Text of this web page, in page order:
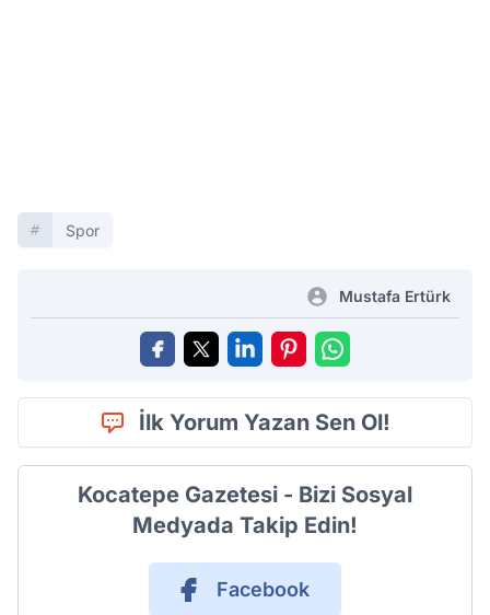
Spor
Mustafa Ertürk
İlk Yorum Yazan Sen Ol!
Kocatepe Gazetesi - Bizi Sosyal
Medyada Takip Edin!
Facebook